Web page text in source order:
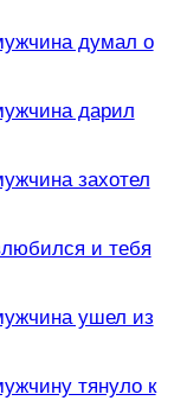
думал о
дарил
захотел
и тебя
ушел из
тянуло к